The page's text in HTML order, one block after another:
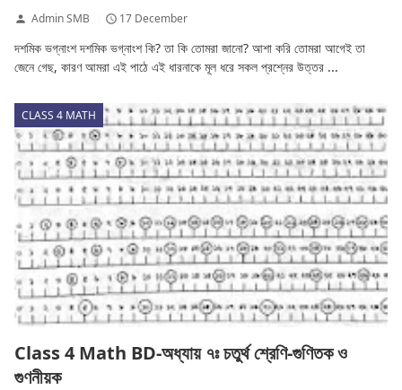
Admin SMB 17 December
দশমিক ভগ্নাংশ দশমিক ভগ্নাংশ কি? তা কি তোমরা জানো? আশা করি তোমরা আগেই তা
জেনে গেছ, কারণ আমরা এই পাঠে এই ধারনাকে মূল ধরে সকল প্রশ্নের উত্তর ...
CLASS 4 MATH
Class 4 Math BD-অধ্যায় ৭ঃ চতুর্থ শ্রেণি-গুণিতক ও
গুণনীয়ক